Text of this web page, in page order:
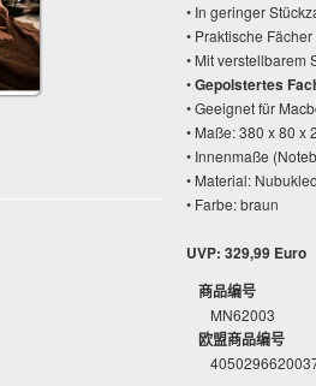
• In geringer
• Praktische
• Mit verstellbarem
•Gepolstertes
• Geeignet für
• Maße: 380 x 80 x
• Innenmaße
• Material:
• Farbe: braun
UVP: 329,99 Euro
商品编号
MN62003
欧盟商品编号